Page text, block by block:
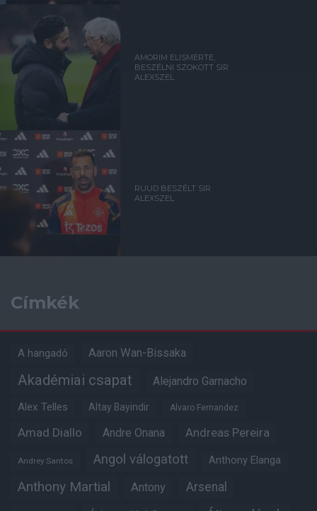
AMORIM ELISMERTE,
BESZÉLNI SZOKOTT SIR
ALEXSZEL
RUUD BESZÉLT SIR
ALEXSZEL
Címkék
A hangadó Aaron Wan-Bissaka
Akadémiai csapat Alejandro Garnacho
Alex Telles Altay Bayindir Alvaro Fernandez
Amad Diallo Andre Onana Andreas Pereira
Andrey Santos Angol válogatott Anthony Elanga
Anthony Martial Antony Arsenal